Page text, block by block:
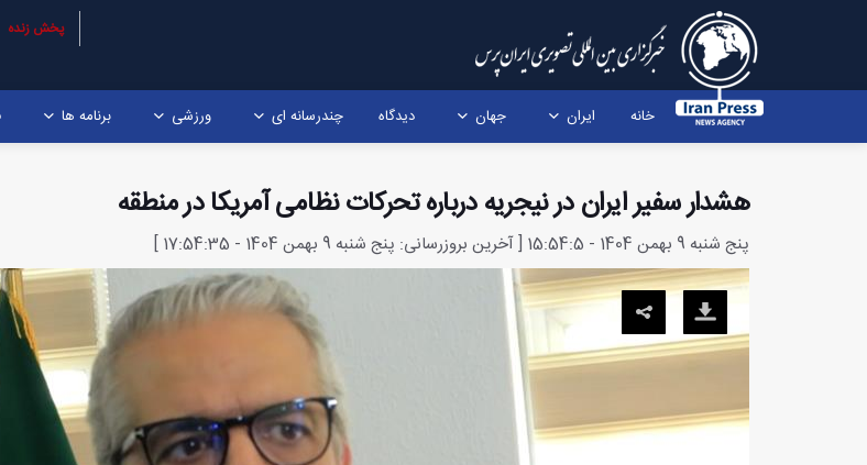
پخش زنده
خانه ایران جهان دیدگاه چندرسانه ای ورزشی برنامه ها
هشدار سفیر ایران در نیجریه درباره تحرکات نظامی آمریکا در منطقه
پنج شنبه 9 بهمن 1404 - 15:54:5 [ آخرین بروزرسانی: پنج شنبه 9 بهمن 1404 - 17:54:35 ]